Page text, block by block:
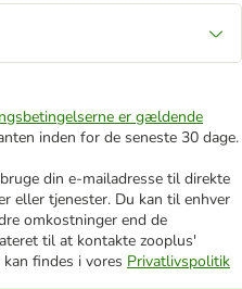
er gældende
inden for de seneste 30 dage.
din e-mailadresse til direkte
eller tjenester. Du kan til enhver
omkostninger end de
til at kontakte zooplus'
findes i vores Privatlivspolitik